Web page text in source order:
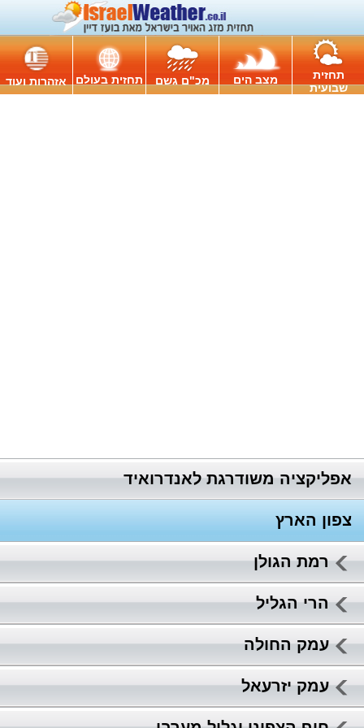
תחזית
שבועית
מצב הים מכ"ם גשם תחזית בעולם אזהרות ועוד
אפליקציה משודרגת לאנדרואיד
צפון הארץ
רמת הגולן
הרי הגליל
עמק החולה
עמק יזרעאל